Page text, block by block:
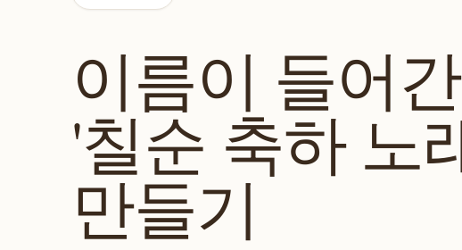
이름이 들어간
'칠순 축하 노
만들기